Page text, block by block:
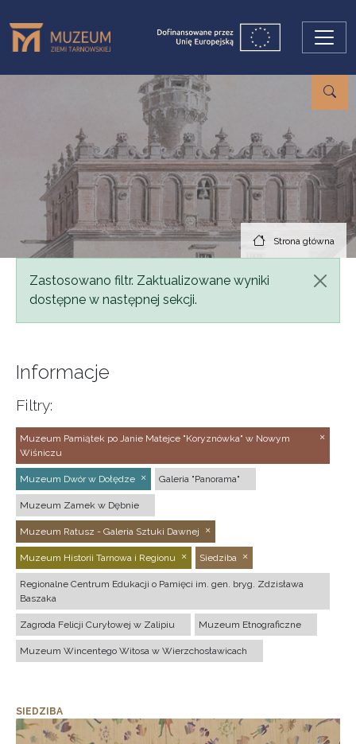
Strona główna
Komunikat
Zastosowano filtr. Zaktualizowane wyniki
dostępne w następnej sekcji.
Informacje
Filtry:
Muzeum Pamiątek po Janie Matejce "Koryznówka" w Nowym
Wiśniczu
Muzeum Dwór w Dołędze Galeria "Panorama"
Muzeum Zamek w Dębnie
Muzeum Ratusz - Galeria Sztuki Dawnej
Muzeum Historii Tarnowa i Regionu Siedziba
Regionalne Centrum Edukacji o Pamięci im. gen. bryg. Zdzisława
Baszaka
Zagroda Felicji Curyłowej w Zalipiu Muzeum Etnograficzne
Muzeum Wincentego Witosa w Wierzchosławicach
SIEDZIBA